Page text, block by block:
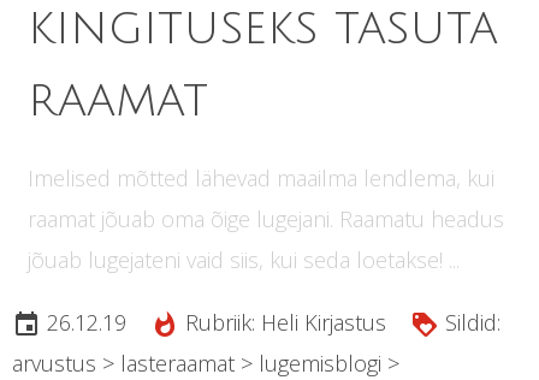
kingituseks tasuta
raamat
Imelised mõtted lähevad maailma lendlema, kui
raamat jõuab oma õige lugejani. Raamatu headus
jõuab lugejateni vaid siis, kui seda loetakse! ...
insert_invitation 26.12.19 whatshot Rubriik: Heli Kirjastus loyalty Sildid:
arvustus > lasteraamat > lugemisblogi >